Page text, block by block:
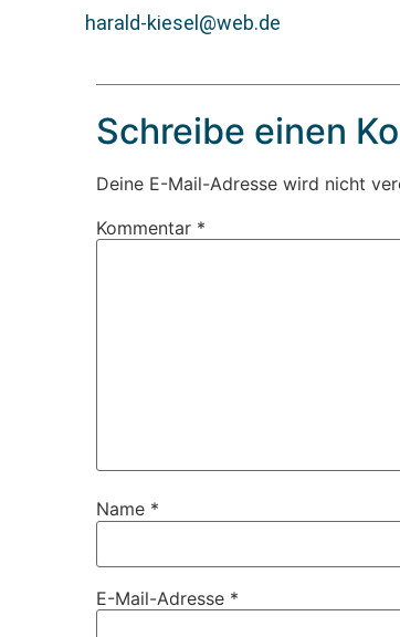
harald-kiesel@web.de
Schreibe einen
Deine E-Mail-Adresse wird nicht
Kommentar *
Name *
E-Mail-Adresse *